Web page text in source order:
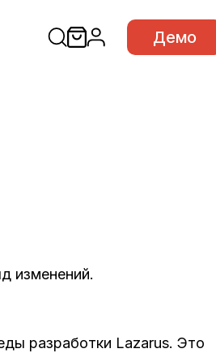
Демо
изменений.
разработки Lazarus. Это